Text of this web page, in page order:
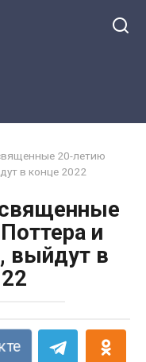
20-летию
в конце 2022
и
выйдут в